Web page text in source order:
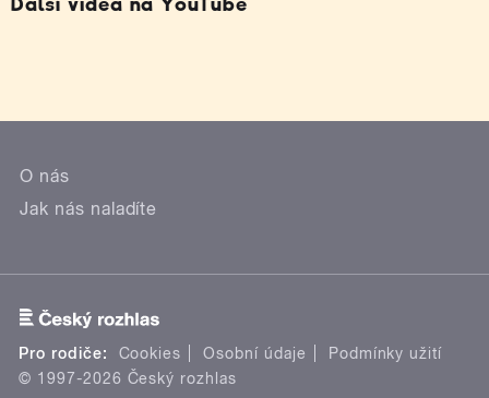
Další videa na YouTube
O nás
Jak nás naladíte
Pro rodiče: Cookies Osobní údaje
Podmínky užití
© 1997-2026 Český rozhlas